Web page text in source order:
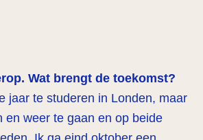
Wat brengt de toekomst?
jaar te studeren in Londen, maar
en weer te gaan en op beide